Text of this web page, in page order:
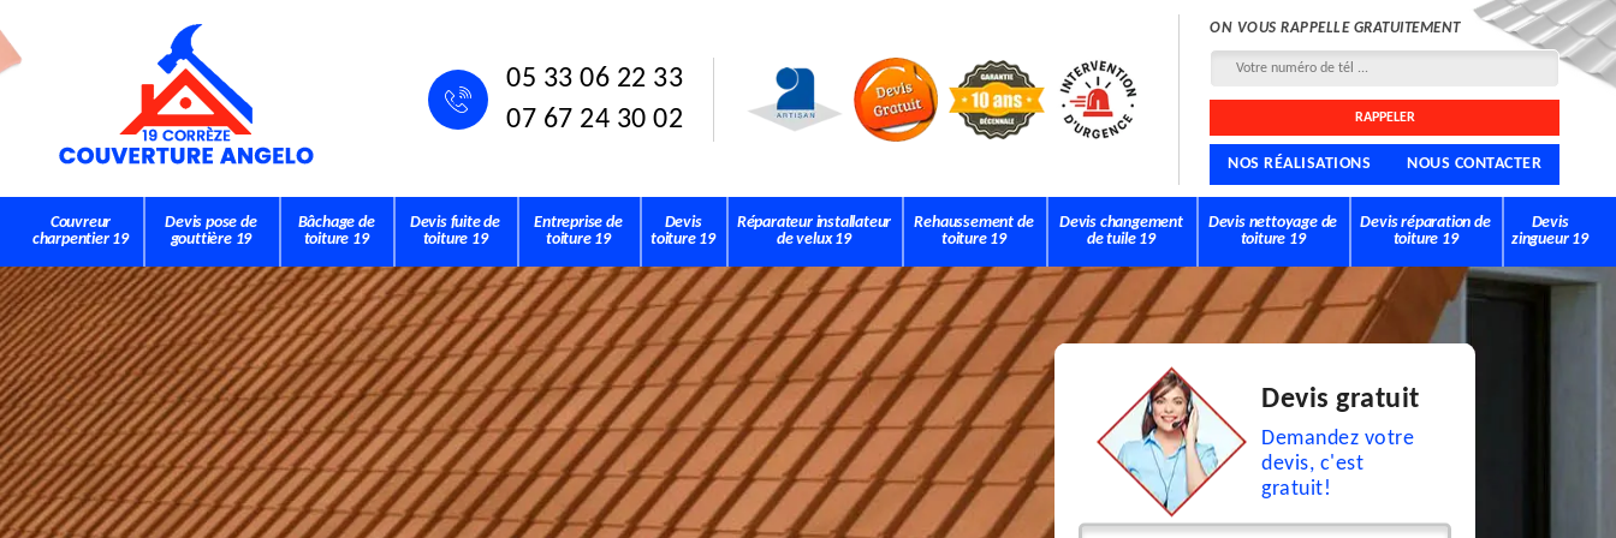
05 33 06 22 33
07 67 24 30 02
ON VOUS RAPPELLE GRATUITEMENT
NOS RÉALISATIONS NOUS CONTACTER
Couvreur
charpentier 19
Devis pose de
gouttière 19
Bâchage de
toiture 19
Devis fuite de
toiture 19
Entreprise de
toiture 19
Devis
toiture 19
Réparateur installateur
de velux 19
Rehaussement de
toiture 19
Devis changement
de tuile 19
Devis nettoyage de
toiture 19
Devis réparation de
toiture 19
Devis
zingueur 19
Devis gratuit
Demandez votre
devis, c'est
gratuit!